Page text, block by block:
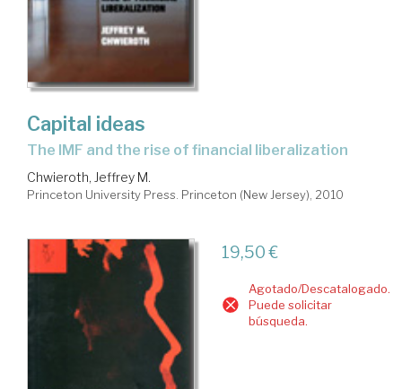
Capital ideas
the IMF and the rise of financial liberalization
Chwieroth, Jeffrey M.
Princeton University Press. Princeton (New Jersey), 2010
19,50 €
Agotado/Descatalogado.
Puede solicitar
búsqueda.